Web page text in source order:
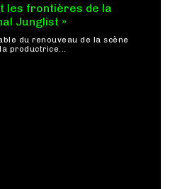
les frontières de la
Junglist »
productrice...